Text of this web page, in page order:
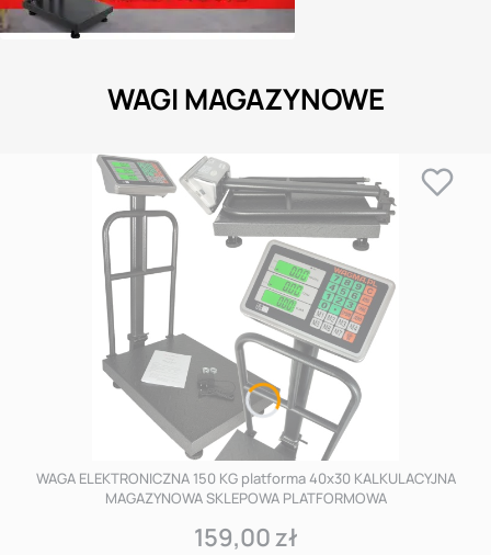
WAGI MAGAZYNOWE
WAGA ELEKTRONICZNA 150 KG platforma 40x30 KALKULACYJNA
MAGAZYNOWA SKLEPOWA PLATFORMOWA
Cena
159,00 zł